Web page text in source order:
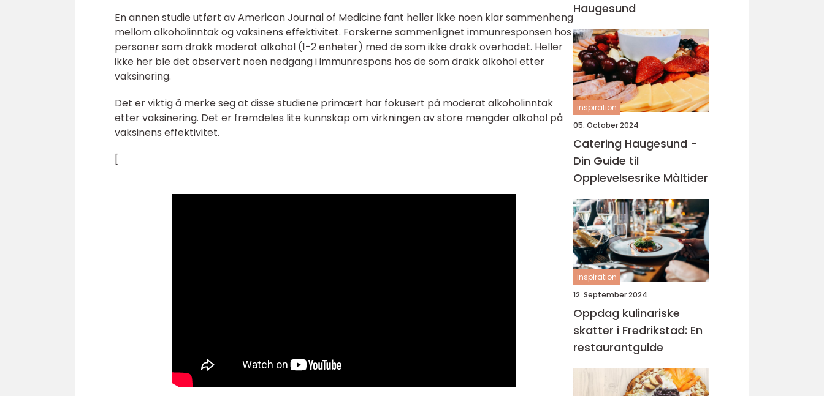
En annen studie utført av American Journal of Medicine fant heller ikke noen klar sammenheng
mellom alkoholinntak og vaksinens effektivitet. Forskerne sammenlignet immunresponsen hos
personer som drakk moderat alkohol (1-2 enheter) med de som ikke drakk overhodet. Heller
ikke her ble det observert noen nedgang i immunrespons hos de som drakk alkohol etter
vaksinering.
Det er viktig å merke seg at disse studiene primært har fokusert på moderat alkoholinntak
etter vaksinering. Det er fremdeles lite kunnskap om virkningen av store mengder alkohol på
vaksinens effektivitet.
[
Haugesund
inspiration
05. October 2024
Catering Haugesund -
Din Guide til
Opplevelsesrike Måltider
inspiration
12. September 2024
Oppdag kulinariske
skatter i Fredrikstad: En
restaurantguide